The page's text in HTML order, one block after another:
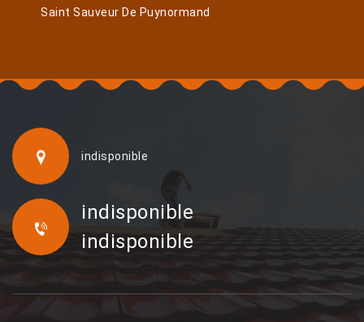
Saint Sauveur De Puynormand
indisponible
indisponible
indisponible